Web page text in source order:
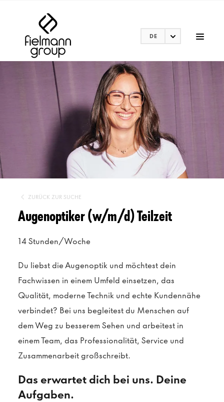
DE
ZURÜCK ZUR SUCHE
Augenoptiker (w/m/d) Teilzeit
14 Stunden/Woche
Du liebst die Augenoptik und möchtest dein
Fachwissen in einem Umfeld einsetzen, das
Qualität, moderne Technik und echte Kundennähe
verbindet? Bei uns begleitest du Menschen auf
dem Weg zu besserem Sehen und arbeitest in
einem Team, das Professionalität, Service und
Zusammenarbeit großschreibt.
Das erwartet dich bei uns. Deine
Aufgaben.